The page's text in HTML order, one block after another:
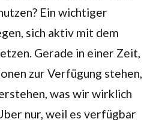
Ein wichtiger
sich aktiv mit dem
Gerade in einer Zeit,
zur Verfügung stehen,
was wir wirklich
nur, weil es verfügbar